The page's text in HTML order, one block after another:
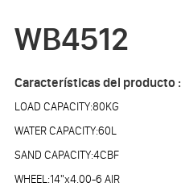
WB4512
Características del producto :
LOAD CAPACITY:80KG
WATER CAPACITY:60L
SAND CAPACITY:4CBF
WHEEL:14"x4.00-6 AIR